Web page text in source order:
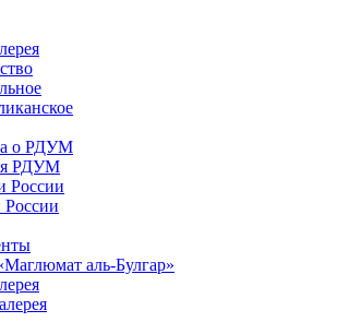
о РДУМ
РДУМ
России
аль-Булгар»